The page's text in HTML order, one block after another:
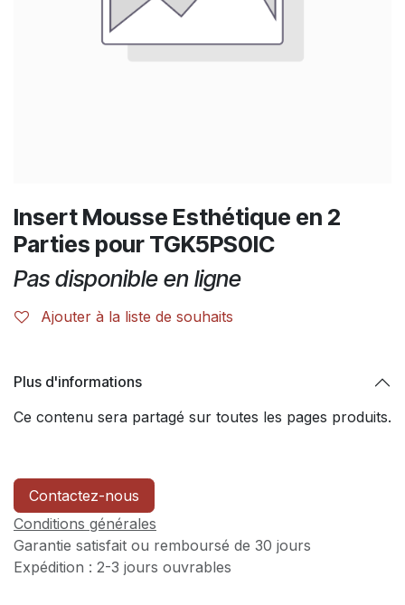
Insert Mousse Esthétique en 2
Parties pour TGK5PS0IC
Pas disponible en ligne
Ajouter à la liste de souhaits
Plus d'informations
Ce contenu sera partagé sur toutes les pages produits.
Contactez-nous
Conditions générales
Garantie satisfait ou remboursé de 30 jours
Expédition : 2-3 jours ouvrables